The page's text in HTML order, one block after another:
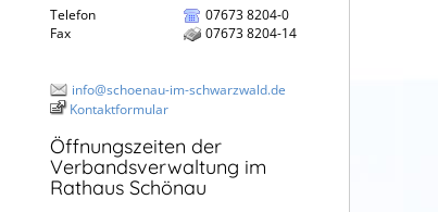
Telefon
07673 8204-0
Fax
07673 8204-14
info@schoenau-im-schwarzwald.de
Kontaktformular
Öffnungszeiten der
Verbandsverwaltung im
Rathaus Schönau